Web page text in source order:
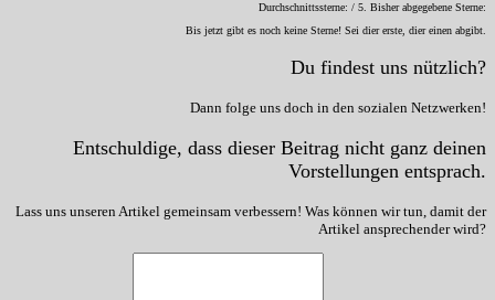
Durchschnittssterne: / 5. Bisher abgegebene Sterne:
Bis jetzt gibt es noch keine Sterne! Sei dier erste, dier einen abgibt.
Du findest uns nützlich?
Dann folge uns doch in den sozialen Netzwerken!
Entschuldige, dass dieser Beitrag nicht ganz deinen
Vorstellungen entsprach.
Lass uns unseren Artikel gemeinsam verbessern! Was können wir tun, damit der
Artikel ansprechender wird?